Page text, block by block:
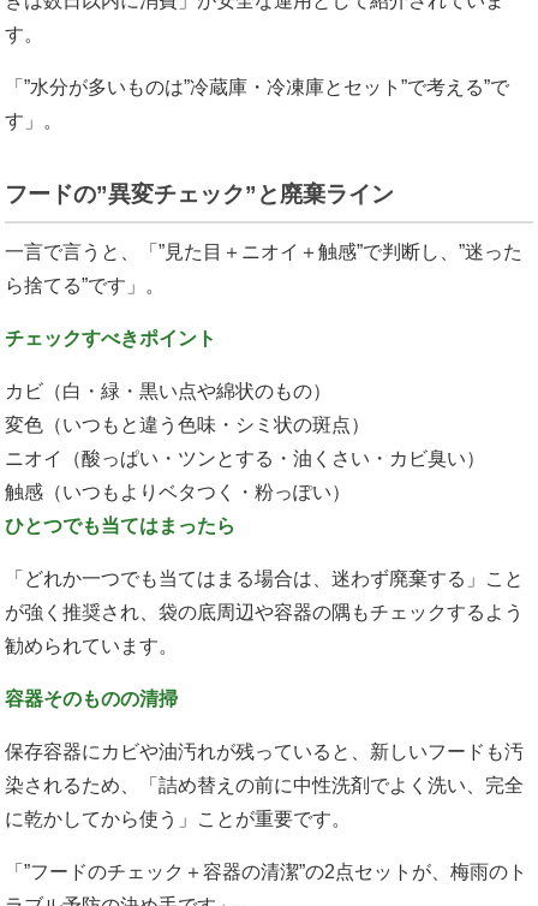
す。
「”水分が多いものは”冷蔵庫・冷凍庫とセット”で考える”で
す」。
フードの”異変チェック”と廃棄ライン
一言で言うと、「”見た目＋ニオイ＋触感”で判断し、”迷った
ら捨てる”です」。
チェックすべきポイント
カビ（白・緑・黒い点や綿状のもの）
変色（いつもと違う色味・シミ状の斑点）
ニオイ（酸っぱい・ツンとする・油くさい・カビ臭い）
触感（いつもよりベタつく・粉っぽい）
ひとつでも当てはまったら
「どれか一つでも当てはまる場合は、迷わず廃棄する」こと
が強く推奨され、袋の底周辺や容器の隅もチェックするよう
勧められています。
容器そのものの清掃
保存容器にカビや油汚れが残っていると、新しいフードも汚
染されるため、「詰め替えの前に中性洗剤でよく洗い、完全
に乾かしてから使う」ことが重要です。
「”フードのチェック＋容器の清潔”の2点セットが、梅雨のト